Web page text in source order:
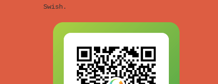
Swish.